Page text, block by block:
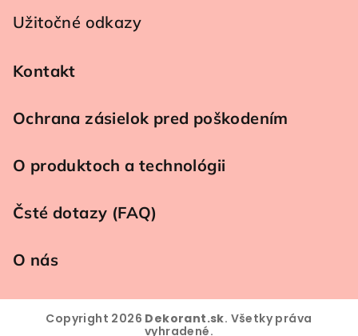
Užitočné odkazy
Kontakt
Ochrana zásielok pred poškodením
O produktoch a technológii
Čsté dotazy (FAQ)
O nás
Copyright 2026 Dekorant.sk. Všetky práva
vyhradené.